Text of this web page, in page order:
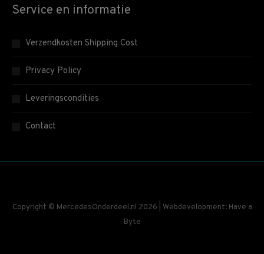
Service en informatie
Verzendkosten Shipping Cost
Privacy Policy
Leveringscondities
Contact
Copyright © MercedesOnderdeel.nl 2026 | Webdevelopment: Have a
Byte